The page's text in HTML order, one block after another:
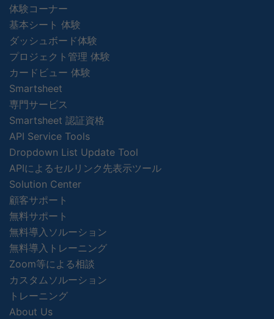
体験コーナー
基本シート 体験
ダッシュボード体験
プロジェクト管理 体験
カードビュー 体験
Smartsheet
専門サービス
Smartsheet 認証資格
API Service Tools
Dropdown List Update Tool
APIによるセルリンク先表示ツール
Solution Center
顧客サポート
無料サポート
無料導入ソルーション
無料導入トレーニング
Zoom等による相談
カスタムソルーション
トレーニング
About Us